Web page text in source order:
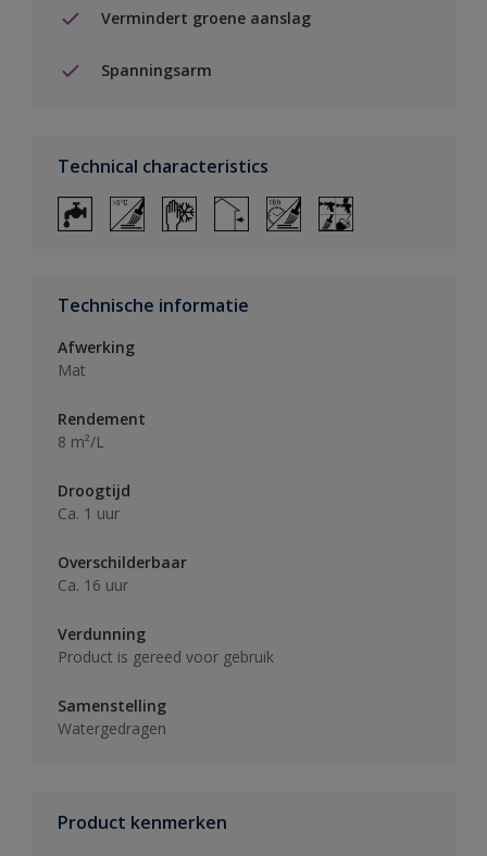
Vermindert groene aanslag
Spanningsarm
Technical characteristics
Technische informatie
Afwerking
Mat
Rendement
8 m²/L
Droogtijd
Ca. 1 uur
Overschilderbaar
Ca. 16 uur
Verdunning
Product is gereed voor gebruik
Samenstelling
Watergedragen
Product kenmerken